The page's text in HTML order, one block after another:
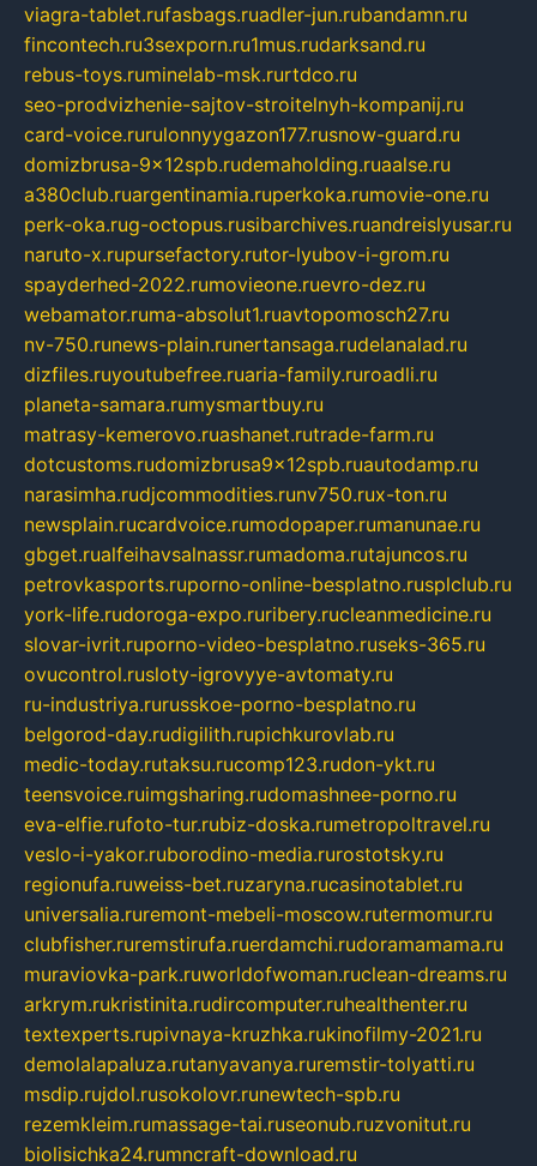
viagra-tablet.rufasbags.ruadler-jun.rubandamn.ru
fincontech.ru3sexporn.ru1mus.rudarksand.ru
rebus-toys.ruminelab-msk.rurtdco.ru
seo-prodvizhenie-sajtov-stroitelnyh-kompanij.ru
card-voice.rurulonnyygazon177.rusnow-guard.ru
domizbrusa-9x12spb.rudemaholding.ruaalse.ru
a380club.ruargentinamia.ruperkoka.rumovie-one.ru
perk-oka.rug-octopus.rusibarchives.ruandreislyusar.ru
naruto-x.rupursefactory.rutor-lyubov-i-grom.ru
spayderhed-2022.rumovieone.ruevro-dez.ru
webamator.ruma-absolut1.ruavtopomosch27.ru
nv-750.runews-plain.runertansaga.rudelanalad.ru
dizfiles.ruyoutubefree.ruaria-family.ruroadli.ru
planeta-samara.rumysmartbuy.ru
matrasy-kemerovo.ruashanet.rutrade-farm.ru
dotcustoms.rudomizbrusa9x12spb.ruautodamp.ru
narasimha.rudjcommodities.runv750.rux-ton.ru
newsplain.rucardvoice.rumodopaper.rumanunae.ru
gbget.rualfeihavsalnassr.rumadoma.rutajuncos.ru
petrovkasports.ruporno-online-besplatno.rusplclub.ru
york-life.rudoroga-expo.ruribery.rucleanmedicine.ru
slovar-ivrit.ruporno-video-besplatno.ruseks-365.ru
ovucontrol.rusloty-igrovyye-avtomaty.ru
ru-industriya.rurusskoe-porno-besplatno.ru
belgorod-day.rudigilith.rupichkurovlab.ru
medic-today.rutaksu.rucomp123.rudon-ykt.ru
teensvoice.ruimgsharing.rudomashnee-porno.ru
eva-elfie.rufoto-tur.rubiz-doska.rumetropoltravel.ru
veslo-i-yakor.ruborodino-media.rurostotsky.ru
regionufa.ruweiss-bet.ruzaryna.rucasinotablet.ru
universalia.ruremont-mebeli-moscow.rutermomur.ru
clubfisher.ruremstirufa.ruerdamchi.rudoramamama.ru
muraviovka-park.ruworldofwoman.ruclean-dreams.ru
arkrym.rukristinita.rudircomputer.ruhealthenter.ru
textexperts.rupivnaya-kruzhka.rukinofilmy-2021.ru
demolalapaluza.rutanyavanya.ruremstir-tolyatti.ru
msdip.rujdol.rusokolovr.runewtech-spb.ru
rezemkleim.rumassage-tai.ruseonub.ruzvonitut.ru
biolisichka24.rumncraft-download.ru